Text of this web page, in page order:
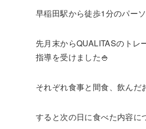
早稲田駅から徒歩1分のパー
先月末からQUALITASのトレ
指導を受けました🍚
それぞれ食事と間食、飲んだ
すると次の日に食べた内容に